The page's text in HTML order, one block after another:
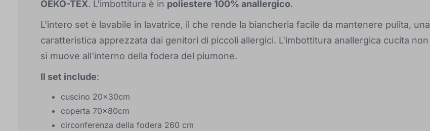
OEKO-TEX. L'imbottitura è in poliestere 100% anallergico.
L'intero set è lavabile in lavatrice, il che rende la biancheria facile da mantenere pulita, una
caratteristica apprezzata dai genitori di piccoli allergici. L'imbottitura anallergica cucita non
si muove all'interno della fodera del piumone.
Il set include:
cuscino 20x30cm
coperta 70x80cm
circonferenza della fodera 260 cm